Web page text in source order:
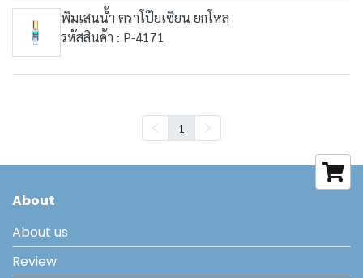
พิมเสนน้ำ ตราโป๊ยเซียน ยกโหล
รหัสสินค้า : P-4171
1
About
About us
Review